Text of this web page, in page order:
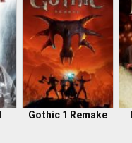
Gothic 1 Remake